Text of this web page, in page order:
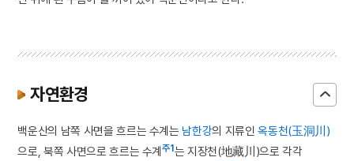
자연환경
백운산의 남쪽 사면을 흐르는 수계는 남한강의 지류인옥동천(玉洞川)
으로, 북쪽 사면으로 흐르는 수계주1 는 지장천(地藏川)으로 각각